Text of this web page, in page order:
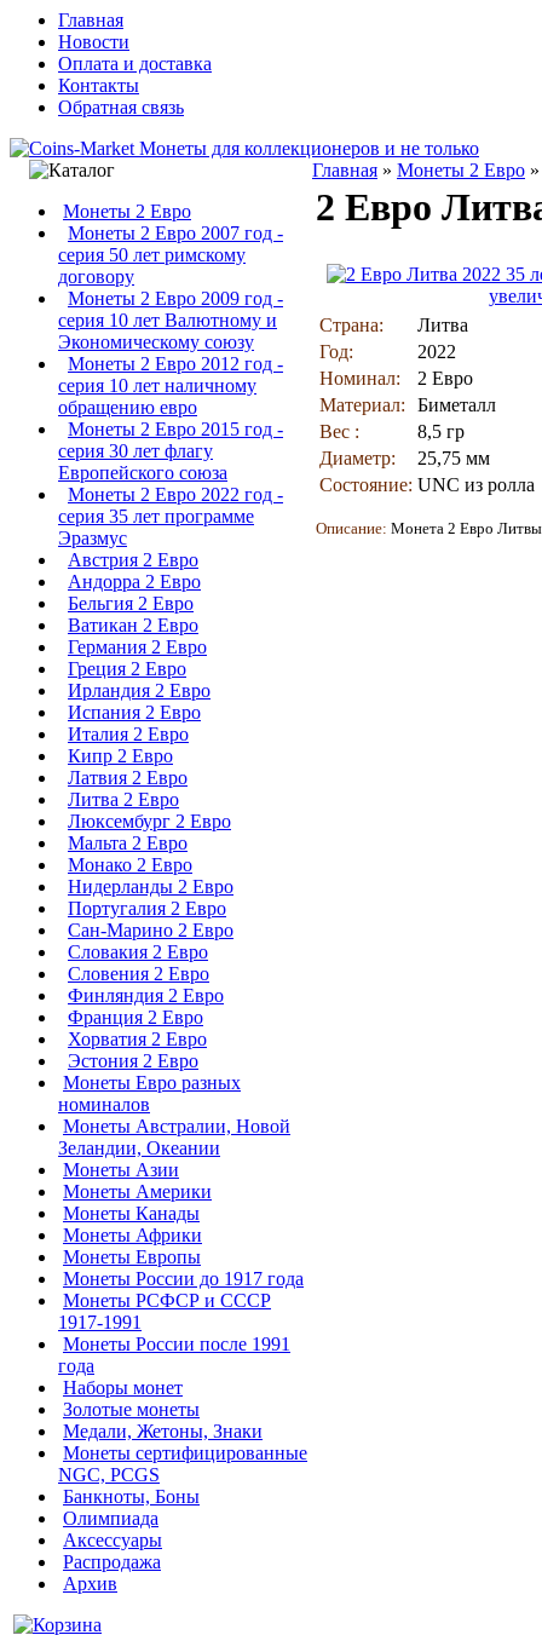
Главная
Новости
Оплата и доставка
Контакты
Обратная связь
Монеты 2 Евро
Монеты 2 Евро 2007 год -
серия 50 лет римскому
договору
Монеты 2 Евро 2009 год -
серия 10 лет Валютному и
Экономическому союзу
Монеты 2 Евро 2012 год -
серия 10 лет наличному
обращению евро
Монеты 2 Евро 2015 год -
серия 30 лет флагу
Европейского союза
Монеты 2 Евро 2022 год -
серия 35 лет программе
Эразмус
Австрия 2 Евро
Андорра 2 Евро
Бельгия 2 Евро
Ватикан 2 Евро
Германия 2 Евро
Греция 2 Евро
Ирландия 2 Евро
Испания 2 Евро
Италия 2 Евро
Кипр 2 Евро
Латвия 2 Евро
Литва 2 Евро
Люксембург 2 Евро
Мальта 2 Евро
Монако 2 Евро
Нидерланды 2 Евро
Португалия 2 Евро
Сан-Марино 2 Евро
Словакия 2 Евро
Словения 2 Евро
Финляндия 2 Евро
Франция 2 Евро
Хорватия 2 Евро
Эстония 2 Евро
Монеты Евро разных
номиналов
Монеты Австралии, Новой
Зеландии, Океании
Монеты Азии
Монеты Америки
Монеты Канады
Монеты Африки
Монеты Европы
Монеты России до 1917 года
Монеты РСФСР и СССР
1917-1991
Монеты России после 1991
года
Наборы монет
Золотые монеты
Медали, Жетоны, Знаки
Монеты сертифицированные
NGC, PCGS
Банкноты, Боны
Олимпиада
Аксессуары
Распродажа
Архив
Главная » Монеты 2 Евро
2 Евро
Страна:
Литва
Год:
2022
Номинал:
2 Евро
Материал:
Биметалл
Вес :
8,5 гр
Диаметр:
25,75 мм
Состояние: UNC из ролла
Описание: Монета 2 Евро Литвы